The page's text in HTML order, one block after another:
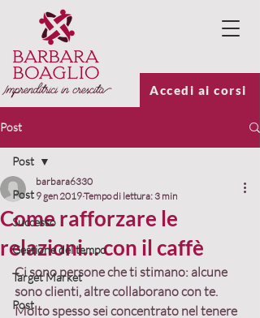
Accedi ai corsi
Post
Post
Successo
Gestione del tempo
Target Market
Post
Post
Come rafforzare le
relazioni… con il caffè
barbara6330
9 gen 2019Tempo di lettura: 3 min
Ci sono persone che ti stimano: alcune
sono clienti, altre collaborano con te.
Molto spesso sei concentrato nel tenere